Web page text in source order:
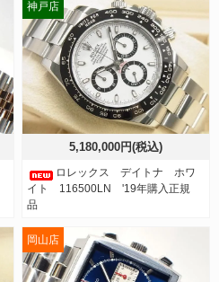
5,180,000円(税込)
ロレックス デイトナ ホワ
イト 116500LN '19年購入正規
品
神戸店
岡山店